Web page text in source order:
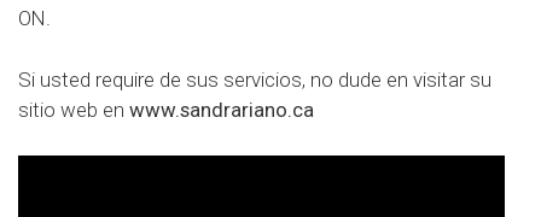
ON.
Si usted require de sus servicios, no dude en visitar su
sitio web en www.sandrariano.ca